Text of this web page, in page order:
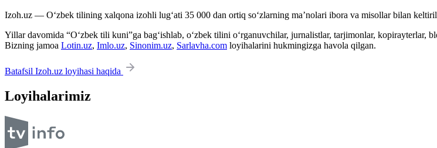
Izoh.uz — O‘zbek tilining xalqona izohli lug‘ati 35 000 dan ortiq so‘zlarning ma’nolari ibora va misollar bilan
Yillar davomida “O‘zbek tili kuni”ga bag‘ishlab, o‘zbek tilini o‘rganuvchilar, jurnalistlar, tarjimonlar, kopirayterlar,
Bizning jamoa Lotin.uz, Imlo.uz, Sinonim.uz, Sarlavha.com loyihalarini hukmingizga havola qilgan.
Batafsil Izoh.uz loyihasi haqida
Loyihalarimiz